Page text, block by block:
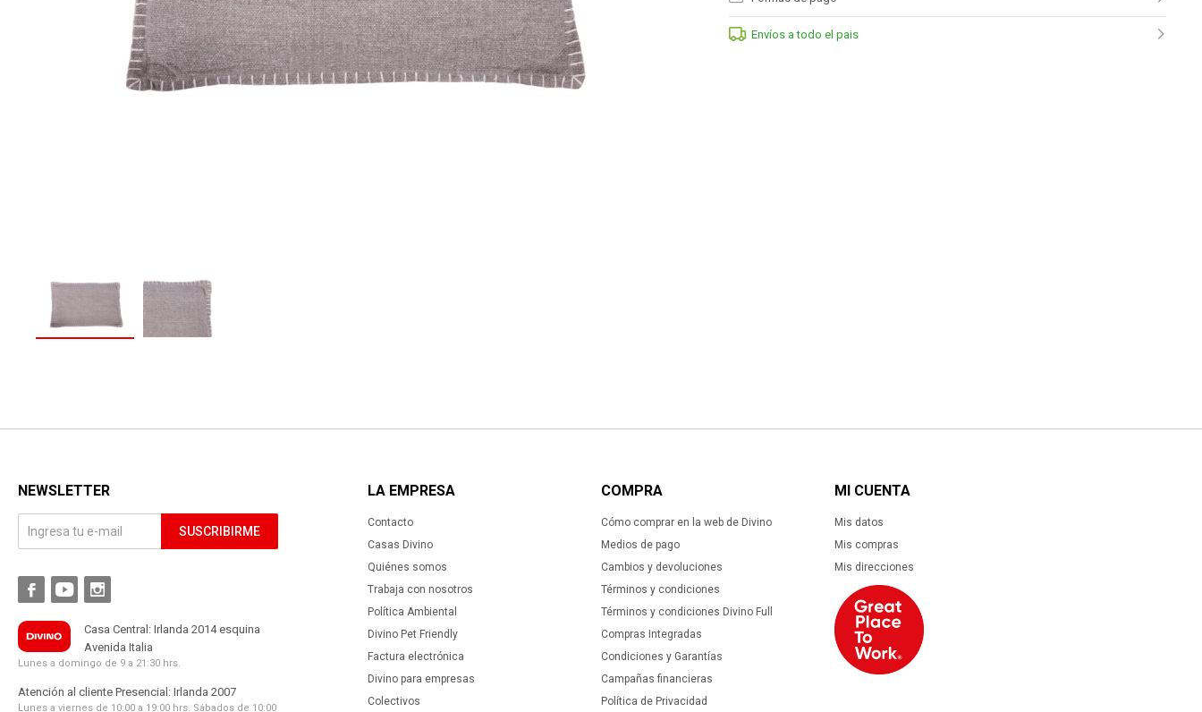
Envíos a todo el pais
LA EMPRESA
Contacto
Casas Divino
Quiénes somos
Trabaja con nosotros
Política Ambiental
Divino Pet Friendly
Factura electrónica
Divino para empresas
Colectivos
COMPRA
Cómo comprar en la web de Divino
Medios de pago
Cambios y devoluciones
Términos y condiciones
Términos y condiciones Divino Full
Compras Integradas
Condiciones y Garantías
Campañas financieras
Política de Privacidad
MI CUENTA
Mis datos
Mis compras
Mis direcciones
NEWSLETTER
SUSCRIBIRME
  
Casa Central: Irlanda 2014 esquina
Avenida Italia
Lunes a domingo de 9 a 21:30 hrs.
Atención al cliente Presencial: Irlanda 2007
Lunes a viernes de 10:00 a 19:00 hrs. Sábados de 10:00